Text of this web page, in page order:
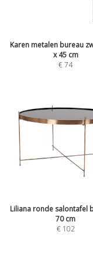
Karen metalen bureau
x 45 cm
€74
Liliana ronde salontafel
70 cm
€ 102